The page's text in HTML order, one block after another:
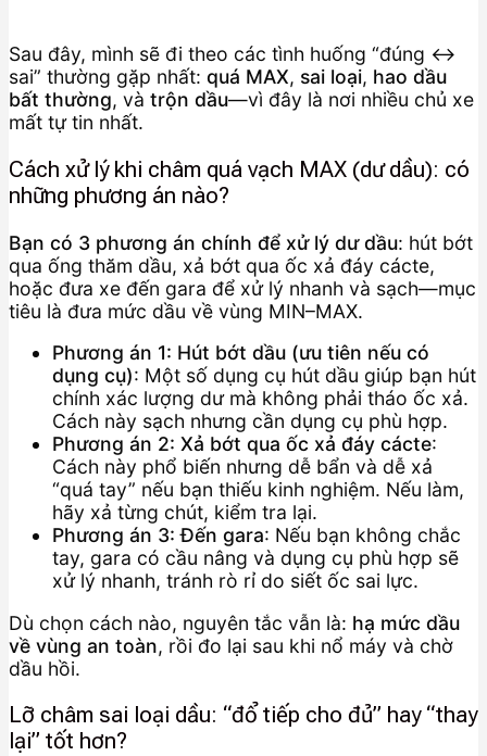
Sau đây, mình sẽ đi theo các tình huống “đúng ↔
sai” thường gặp nhất: quá MAX, sai loại, hao dầu
bất thường, và trộn dầu—vì đây là nơi nhiều chủ xe
mất tự tin nhất.
Cách xử lý khi châm quá vạch MAX (dư dầu): có
những phương án nào?
Bạn có 3 phương án chính để xử lý dư dầu: hút bớt
qua ống thăm dầu, xả bớt qua ốc xả đáy cácte,
hoặc đưa xe đến gara để xử lý nhanh và sạch—mục
tiêu là đưa mức dầu về vùng MIN–MAX.
Phương án 1: Hút bớt dầu (ưu tiên nếu có
dụng cụ): Một số dụng cụ hút dầu giúp bạn hút
chính xác lượng dư mà không phải tháo ốc xả.
Cách này sạch nhưng cần dụng cụ phù hợp.
Phương án 2: Xả bớt qua ốc xả đáy cácte:
Cách này phổ biến nhưng dễ bẩn và dễ xả
“quá tay” nếu bạn thiếu kinh nghiệm. Nếu làm,
hãy xả từng chút, kiểm tra lại.
Phương án 3: Đến gara: Nếu bạn không chắc
tay, gara có cầu nâng và dụng cụ phù hợp sẽ
xử lý nhanh, tránh rò rỉ do siết ốc sai lực.
Dù chọn cách nào, nguyên tắc vẫn là: hạ mức dầu
về vùng an toàn, rồi đo lại sau khi nổ máy và chờ
dầu hồi.
Lỡ châm sai loại dầu: “đổ tiếp cho đủ” hay “thay
lại” tốt hơn?